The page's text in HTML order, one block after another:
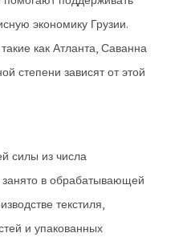
экономику Грузии.
как Атланта, Саванна
степени зависят от этой
силы из числа
занято в обрабатывающей
текстиля,
и упакованных